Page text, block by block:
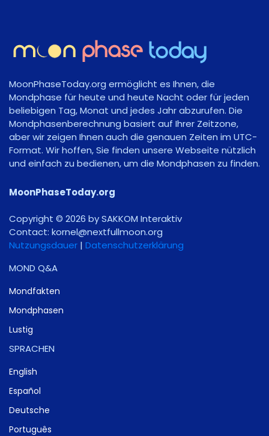
MoonPhaseToday.org ermöglicht es Ihnen, die
Mondphase für heute und heute Nacht oder für jeden
beliebigen Tag, Monat und jedes Jahr abzurufen. Die
Mondphasenberechnung basiert auf Ihrer Zeitzone,
aber wir zeigen Ihnen auch die genauen Zeiten im UTC-
Format. Wir hoffen, Sie finden unsere Webseite nützlich
und einfach zu bedienen, um die Mondphasen zu finden.
MoonPhaseToday.org
Copyright © 2026 by SAKKOM Interaktiv
Contact: gro.noomlluftxen@lenrok
Nutzungsdauer | Datenschutzerklärung
MOND Q&A
Mondfakten
Mondphasen
Lustig
SPRACHEN
English
Español
Deutsche
Português